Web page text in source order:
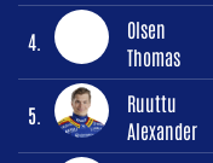
4.
Olsen
Thomas
5.
Ruuttu
Alexander